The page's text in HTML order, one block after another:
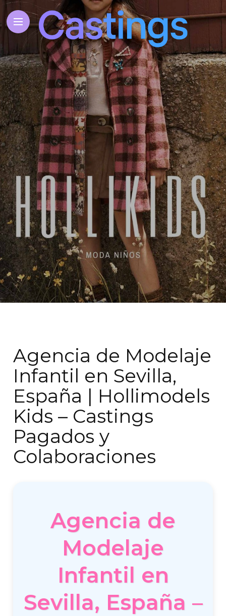
Agencia de Modelaje
Infantil en Sevilla,
España | Hollimodels
Kids – Castings
Pagados y
Colaboraciones
Agencia de
Modelaje
Infantil en
Sevilla, España –